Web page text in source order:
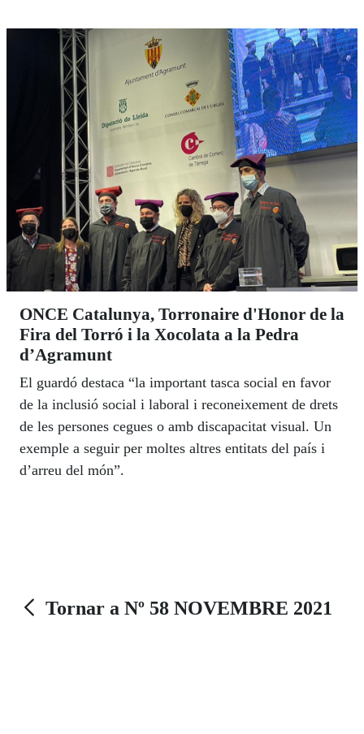
ONCE Catalunya, Torronaire d'Honor de la
Fira del Torró i la Xocolata a la Pedra
d’Agramunt
El guardó destaca “la important tasca social en favor
de la inclusió social i laboral i reconeixement de drets
de les persones cegues o amb discapacitat visual. Un
exemple a seguir per moltes altres entitats del país i
d’arreu del món”.
Tornar a Nº 58 NOVEMBRE 2021